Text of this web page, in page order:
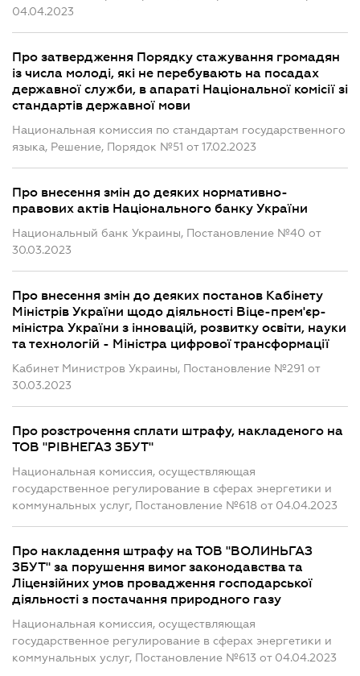
04.04.2023
Про затвердження Порядку стажування громадян
із числа молоді, які не перебувають на посадах
державної служби, в апараті Національної комісії зі
стандартів державної мови
Национальная комиссия по стандартам государственного
языка, Решение, Порядок №51 от 17.02.2023
Про внесення змін до деяких нормативно-
правових актів Національного банку України
Национальный банк Украины, Постановление №40 от
30.03.2023
Про внесення змін до деяких постанов Кабінету
Міністрів України щодо діяльності Віце-прем'єр-
міністра України з інновацій, розвитку освіти, науки
та технологій - Міністра цифрової трансформації
Кабинет Министров Украины, Постановление №291 от
30.03.2023
Про розстрочення сплати штрафу, накладеного на
ТОВ "РІВНЕГАЗ ЗБУТ"
Национальная комиссия, осуществляющая
государственное регулирование в сферах энергетики и
коммунальных услуг, Постановление №618 от 04.04.2023
Про накладення штрафу на ТОВ "ВОЛИНЬГАЗ
ЗБУТ" за порушення вимог законодавства та
Ліцензійних умов провадження господарської
діяльності з постачання природного газу
Национальная комиссия, осуществляющая
государственное регулирование в сферах энергетики и
коммунальных услуг, Постановление №613 от 04.04.2023